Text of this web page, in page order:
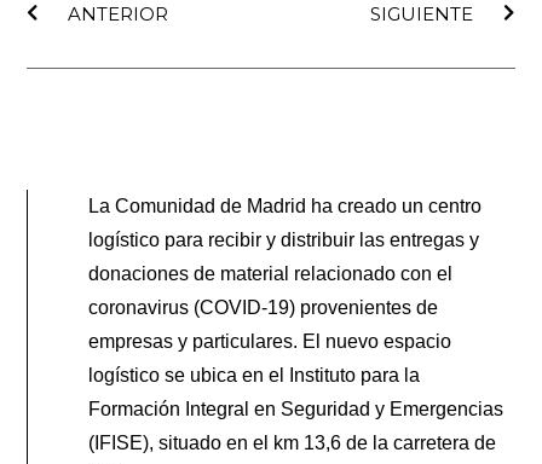
ANTERIOR
SIGUIENTE
La Comunidad de Madrid ha creado un centro
logístico para recibir y distribuir las entregas y
donaciones de material relacionado con el
coronavirus (COVID-19) provenientes de
empresas y particulares. El nuevo espacio
logístico se ubica en el Instituto para la
Formación Integral en Seguridad y Emergencias
(IFISE), situado en el km 13,6 de la carretera de